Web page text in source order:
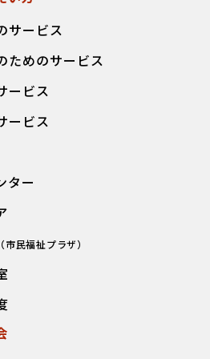
サービス
ためのサービス
ービス
ービス
ター
（市民福祉プラザ）